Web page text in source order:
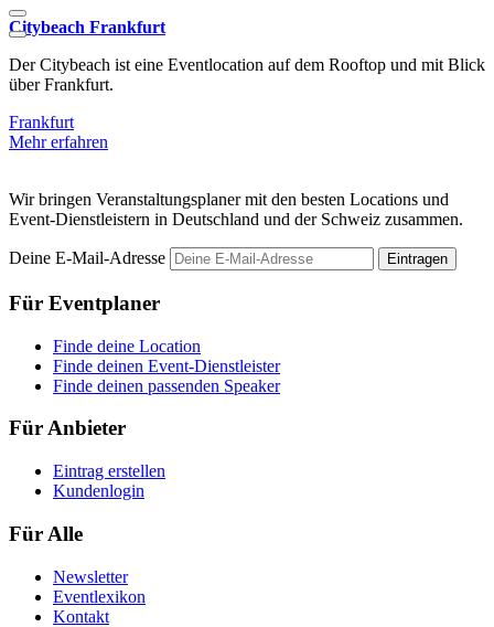
Citybeach Frankfurt
Der Citybeach ist eine Eventlocation auf dem Rooftop und mit Blick
über Frankfurt.
Frankfurt
Mehr erfahren
Wir bringen Veranstaltungsplaner mit den besten Locations und
Event-Dienstleistern in Deutschland und der Schweiz zusammen.
Deine E-Mail-Adresse Eintragen
Für Eventplaner
Finde deine Location
Finde deinen Event-Dienstleister
Finde deinen passenden Speaker
Für Anbieter
Eintrag erstellen
Kundenlogin
Für Alle
Newsletter
Eventlexikon
Kontakt